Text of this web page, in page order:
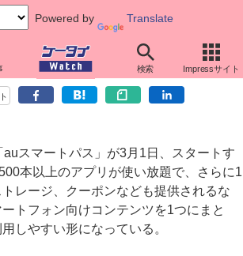
Powered by Translate
検索 Impressサイト
ュー
スマートパス」、高橋氏に聞くKDDIの狙い
スマートパス」が3月1日、スタートす
本以上のアプリが使い放題で、さらに1
レージ、クーポンなども提供されるな
トフォン向けコンテンツを1つにまと
しやすい形になっている。